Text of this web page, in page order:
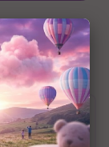
תיאור